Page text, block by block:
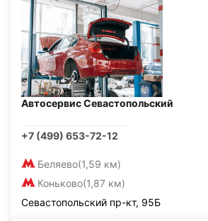
Автосервис Севастопольский
+7 (499) 653-72-12
Беляево(1,59 км)
Коньково(1,87 км)
Севастопольский пр-кт, 95Б